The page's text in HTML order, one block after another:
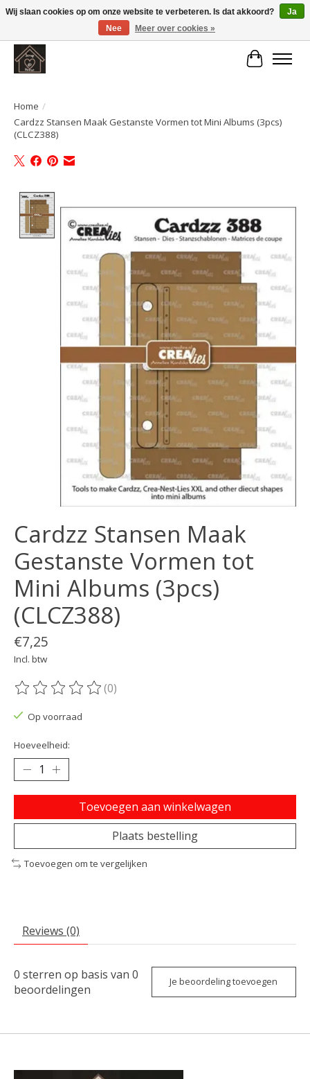
Large selection of products and fast shipping!
Home /
Cardzz Stansen Maak Gestanste Vormen tot Mini Albums (3pcs)
(CLCZ388)
Cardzz Stansen Maak
Gestanste Vormen tot
Mini Albums (3pcs)
(CLCZ388)
€7,25
Incl. btw
De beoordeling van dit product is
(0)
Op voorraad
Hoeveelheid:
Toevoegen aan winkelwagen
Plaats bestelling
Toevoegen om te vergelijken
Reviews (0)
0 sterren op basis van 0
beoordelingen
Je beoordeling toevoegen
Wij slaan cookies op om onze website te verbeteren. Is dat akkoord?
Ja
Nee
Meer over cookies »